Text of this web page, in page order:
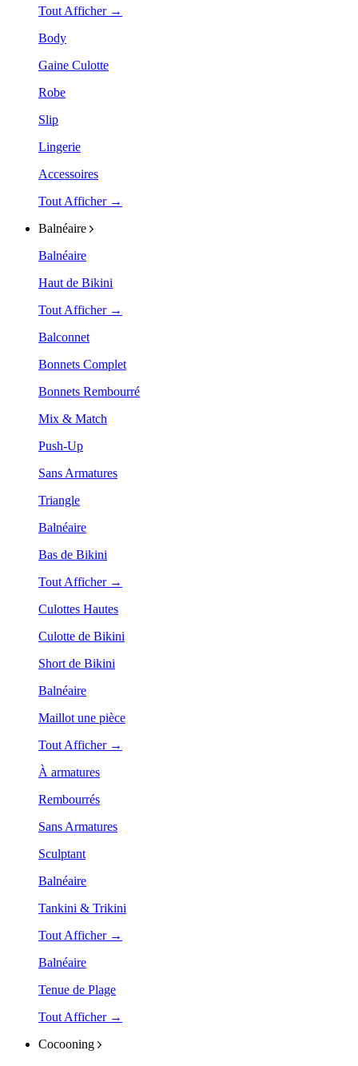
Tout Afficher →
Body
Gaine Culotte
Robe
Slip
Lingerie
Accessoires
Tout Afficher →
Balnéaire
Balnéaire
Haut de Bikini
Tout Afficher →
Balconnet
Bonnets Complet
Bonnets Rembourré
Mix & Match
Push-Up
Sans Armatures
Triangle
Balnéaire
Bas de Bikini
Tout Afficher →
Culottes Hautes
Culotte de Bikini
Short de Bikini
Balnéaire
Maillot une pièce
Tout Afficher →
À armatures
Rembourrés
Sans Armatures
Sculptant
Balnéaire
Tankini & Trikini
Tout Afficher →
Balnéaire
Tenue de Plage
Tout Afficher →
Cocooning